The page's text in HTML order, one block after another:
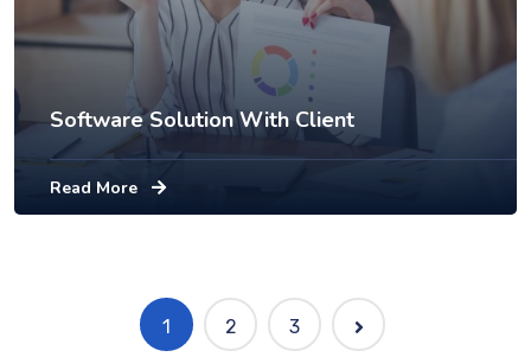
Software Solution With Client
Read More
1 2 3